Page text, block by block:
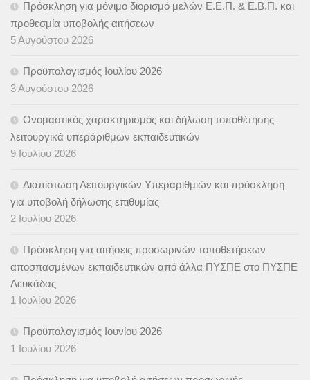
Πρόσκληση για μόνιμο διορισμό μελών Ε.Ε.Π. & Ε.Β.Π. και
προθεσμία υποβολής αιτήσεων
5 Αυγούστου 2026
Προϋπολογισμός Ιουλίου 2026
3 Αυγούστου 2026
Ονομαστικός χαρακτηρισμός και δήλωση τοποθέτησης
λειτουργικά υπεράριθμων εκπαιδευτικών
9 Ιουλίου 2026
Διαπίστωση Λειτουργικών Υπεραριθμιών και πρόσκληση
για υποβολή δήλωσης επιθυμίας
2 Ιουλίου 2026
Πρόσκληση για αιτήσεις προσωρινών τοποθετήσεων
αποσπασμένων εκπαιδευτικών από άλλα ΠΥΣΠΕ στο ΠΥΣΠΕ
Λευκάδας
1 Ιουλίου 2026
Προϋπολογισμός Ιουνίου 2026
1 Ιουλίου 2026